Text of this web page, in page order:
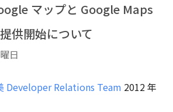
マップと Google Maps
供開始について
日
Developer Relations Team 2012 年